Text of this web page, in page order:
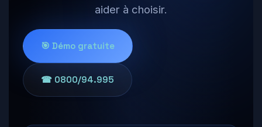
aider à choisir.
🎯 Démo gratuite
☎ 0800/94.995